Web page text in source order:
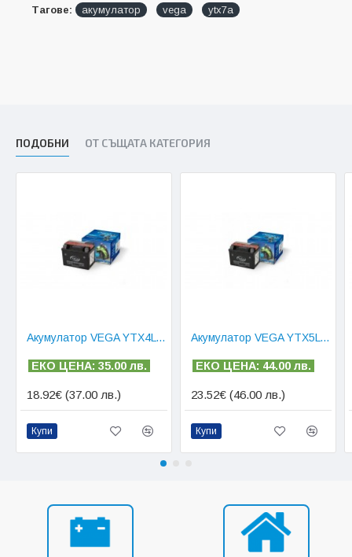
Тагове: акумулатор vega ytx7a
ПОДОБНИ ОТ СЪЩАТА КАТЕГОРИЯ
Акумулатор VEGA YTX4L - 3 AH
ЕКО ЦЕНА: 35.00 лв.
18.92€ (37.00 лв.)
Купи
Акумулатор VEGA YTX5L - 4 AH
ЕКО ЦЕНА: 44.00 лв.
23.52€ (46.00 лв.)
Купи